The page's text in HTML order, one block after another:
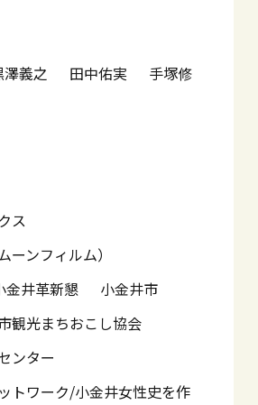
澤義之 田中佑実
手塚修
ス
ーンフィルム）
金井革新懇
小金井市
観光まちおこし協会
ンター
トワーク/小金井女性史を作